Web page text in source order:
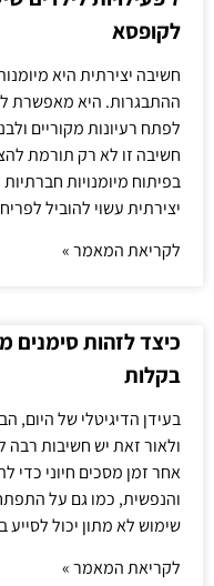
לקופסא
חשיבה יצירתית היא
ההתבגרות. היא מאפשרת
לפתח רעיונות מקוריים
חשיבה זו לא רק תורמת
בפיתוח מיומנויות
יצירתית עשוי להוביל
לקריאת המאמר »
כיצד לזהות
בקלות
בעידן הדיגיטלי של היום,
ולאור זאת יש חשיבות
אחר זמן מסכים חיוני כדי
והנפשית, כמו גם על
שימוש לא מתון יכול לסייע
לקריאת המאמר »